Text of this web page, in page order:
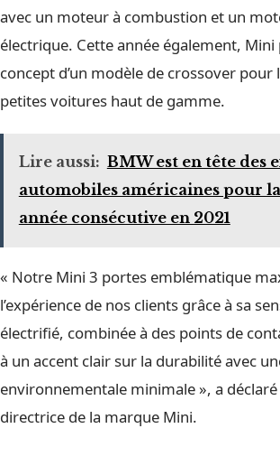
avec un moteur à combustion et un
électrique. Cette année également,
concept d’un modèle de crossover pour
petites voitures haut de gamme.
Lire aussi: BMW est en tête des
automobiles américaines pour
année consécutive en 2021
« Notre Mini 3 portes emblématique
l’expérience de nos clients grâce à sa
électrifié, combinée à des points de
à un accent clair sur la durabilité avec
environnementale minimale », a
directrice de la marque Mini.